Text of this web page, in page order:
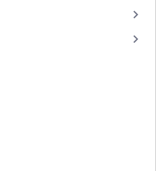
keyboard_arrow_right
keyboard_arrow_right